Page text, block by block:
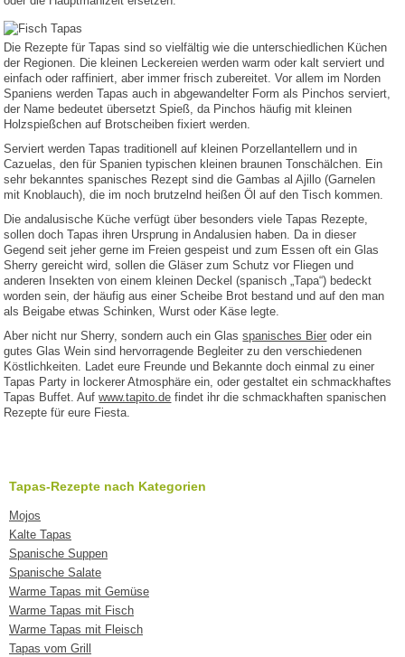
Die Rezepte für Tapas sind so vielfältig wie die unterschiedlichen Küchen
der Regionen. Die kleinen Leckereien werden warm oder kalt serviert und
einfach oder raffiniert, aber immer frisch zubereitet. Vor allem im Norden
Spaniens werden Tapas auch in abgewandelter Form als Pinchos serviert,
der Name bedeutet übersetzt Spieß, da Pinchos häufig mit kleinen
Holzspießchen auf Brotscheiben fixiert werden.
Serviert werden Tapas traditionell auf kleinen Porzellantellern und in
Cazuelas, den für Spanien typischen kleinen braunen Tonschälchen. Ein
sehr bekanntes spanisches Rezept sind die Gambas al Ajillo (Garnelen
mit Knoblauch), die im noch brutzelnd heißen Öl auf den Tisch kommen.
Die andalusische Küche verfügt über besonders viele Tapas Rezepte,
sollen doch Tapas ihren Ursprung in Andalusien haben. Da in dieser
Gegend seit jeher gerne im Freien gespeist und zum Essen oft ein Glas
Sherry gereicht wird, sollen die Gläser zum Schutz vor Fliegen und
anderen Insekten von einem kleinen Deckel (spanisch „Tapa“) bedeckt
worden sein, der häufig aus einer Scheibe Brot bestand und auf den man
als Beigabe etwas Schinken, Wurst oder Käse legte.
Aber nicht nur Sherry, sondern auch ein Glasspanisches Bier oder ein
gutes Glas Wein sind hervorragende Begleiter zu den verschiedenen
Köstlichkeiten. Ladet eure Freunde und Bekannte doch einmal zu einer
Tapas Party in lockerer Atmosphäre ein, oder gestaltet ein schmackhaftes
Tapas Buffet. Aufwww.tapito.de findet ihr die schmackhaften spanischen
Rezepte für eure Fiesta.
Tapas-Rezepte nach Kategorien
Mojos
Kalte Tapas
Spanische Suppen
Spanische Salate
Warme Tapas mit Gemüse
Warme Tapas mit Fisch
Warme Tapas mit Fleisch
Tapas vom Grill